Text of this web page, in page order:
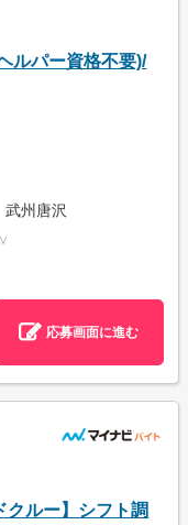
ルパー資格不要)/
州唐沢
応募画面に進む
クルー】シフト調